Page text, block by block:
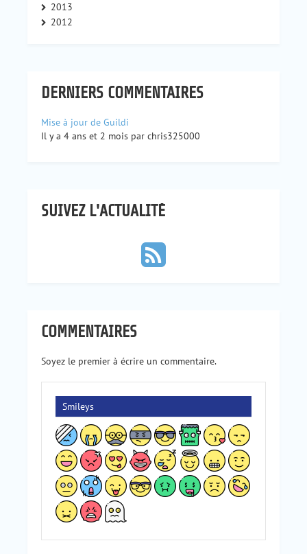
2013
2012
DERNIERS COMMENTAIRES
Mise à jour de Guildi
Il y a 4 ans et 2 mois par chris325000
SUIVEZ L'ACTUALITÉ
COMMENTAIRES
Soyez le premier à écrire un commentaire.
Smileys